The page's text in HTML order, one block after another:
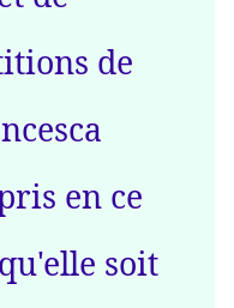
de
en ce
soit